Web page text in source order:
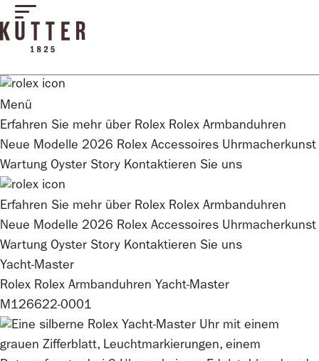
Menü
Erfahren Sie mehr über Rolex Rolex Armbanduhren
Neue Modelle 2026 Rolex Accessoires Uhrmacherkunst
Wartung Oyster Story Kontaktieren Sie uns
Erfahren Sie mehr über Rolex Rolex Armbanduhren
Neue Modelle 2026 Rolex Accessoires Uhrmacherkunst
Wartung Oyster Story Kontaktieren Sie uns
Yacht-Master
Rolex Rolex Armbanduhren Yacht-Master
M126622-0001